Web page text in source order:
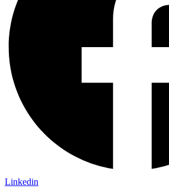
Linkedin